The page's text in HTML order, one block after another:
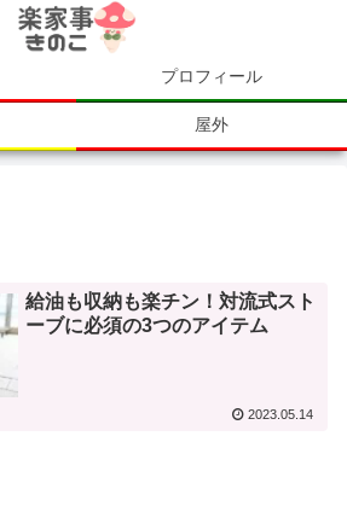
プロフィール
屋外
給油も収納も楽チン！対流式スト
ーブに必須の3つのアイテム
2023.05.14